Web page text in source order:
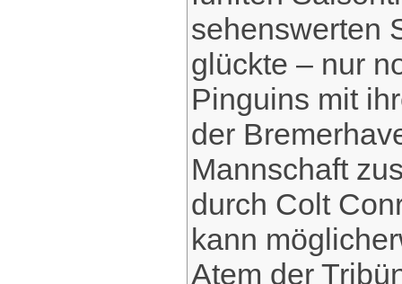
sehenswerten
glückte – nur
Pinguins mit
der
Mannschaft
durch Colt
kann
Atem der